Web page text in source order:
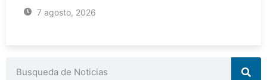
7 agosto, 2026